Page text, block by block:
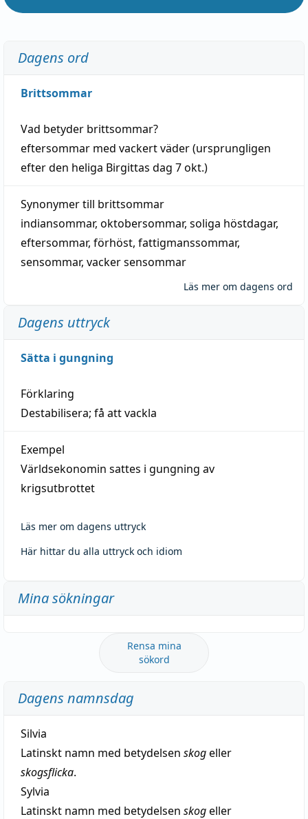
Dagens ord
Brittsommar
Vad betyder brittsommar?
eftersommar med vackertväder(ursprungligen
efter den heliga Birgittas dag 7 okt.)
Synonymer till brittsommar
indiansommar, oktobersommar, soliga höstdagar,
eftersommar, förhöst, fattigmanssommar,
sensommar, vacker sensommar
Läs mer om dagens ord
Dagens uttryck
Sätta i gungning
Förklaring
Destabilisera; få att vackla
Exempel
Världsekonomin sattes i gungning av
krigsutbrottet
Läs mer om dagens uttryck
Här hittar du alla uttryck och idiom
Mina sökningar
Rensa mina
sökord
Dagens namnsdag
Silvia
Latinskt namn med betydelsen skogeller
skogsflicka.
Sylvia
Latinskt namn med betydelsen skogeller